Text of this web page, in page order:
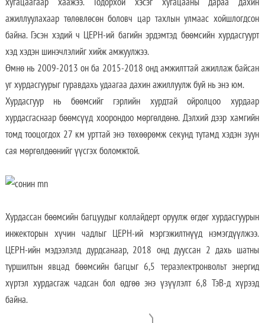
ажиллуулахаар төлөвлөсөн боловч цар тахлын улмаас хойшлогдсон
байна. Гэсэн хэдий ч ЦЕРН-ий багийн эрдэмтэд бөөмсийн хурдасгуурт
хэд хэдэн шинэчлэлийг хийж амжуулжээ.
Өмнө нь 2009-2013 он ба 2015-2018 онд амжилттай ажиллаж байсан
уг хурдасгуурыг гуравдахь удаагаа дахин ажиллуулж буй нь энэ юм.
Хурдасгуур нь бөөмсийг гэрлийн хурдтай ойролцоо хурдаар
хурдасгаснаар бөөмсүүд хоорондоо мөргөлдөнө. Дэлхий дээр хамгийн
томд тооцогдох 27 км урттай энэ төхөөрөмж секунд тутамд хэдэн зуун
сая мөргөлдөөнийг үүсгэх боломжтой.
Хурдассан бөөмсийн багцуудыг коллайдерт оруулж өгдөг хурдасгуурын
инжекторын хүчин чадлыг ЦЕРН-ий мэргэжилтнүүд нэмэгдүүлжээ.
ЦЕРН-ийн мэдээлэлд дурдсанаар, 2018 онд дууссан 2 дахь шатны
туршилтын явцад бөөмсийн багцыг 6,5 тераэлектронвольт энергид
хүртэл хурдасгаж чадсан бол өдгөө энэ үзүүлэлт 6,8 ТэВ-д хүрээд
байна.